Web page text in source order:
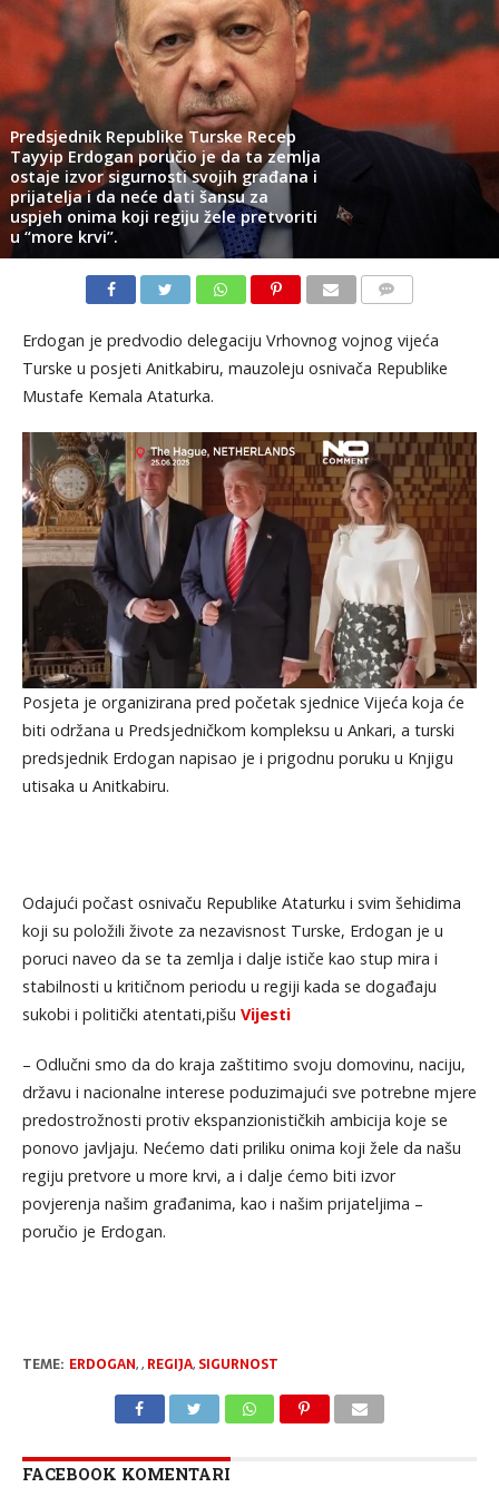
Predsjednik Republike Turske Recep
Tayyip Erdogan poručio je da ta zemlja
ostaje izvor sigurnosti svojih građana i
prijatelja i da neće dati šansu za
uspjeh onima koji regiju žele pretvoriti
u “more krvi”.
Erdogan je predvodio delegaciju Vrhovnog vojnog vijeća
Turske u posjeti Anitkabiru, mauzoleju osnivača Republike
Mustafe Kemala Ataturka.
Posjeta je organizirana pred početak sjednice Vijeća koja će
biti održana u Predsjedničkom kompleksu u Ankari, a turski
predsjednik Erdogan napisao je i prigodnu poruku u Knjigu
utisaka u Anitkabiru.
Odajući počast osnivaču Republike Ataturku i svim šehidima
koji su položili živote za nezavisnost Turske, Erdogan je u
poruci naveo da se ta zemlja i dalje ističe kao stup mira i
stabilnosti u kritičnom periodu u regiji kada se događaju
sukobi i politički atentati,pišu Vijesti
– Odlučni smo da do kraja zaštitimo svoju domovinu, naciju,
državu i nacionalne interese poduzimajući sve potrebne mjere
predostrožnosti protiv ekspanzionističkih ambicija koje se
ponovo javljaju. Nećemo dati priliku onima koji žele da našu
regiju pretvore u more krvi, a i dalje ćemo biti izvor
povjerenja našim građanima, kao i našim prijateljima –
poručio je Erdogan.
TEME: ERDOGAN,, REGIJA, SIGURNOST
FACEBOOK KOMENTARI